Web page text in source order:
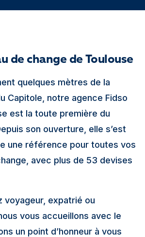
de change de Toulouse
quelques mètres de la
Capitole, notre agence Fidso
est la toute première du
son ouverture, elle s’est
une référence pour toutes vos
avec plus de 53 devises
voyageur, expatrié ou
vous accueillons avec le
un point d’honneur à vous